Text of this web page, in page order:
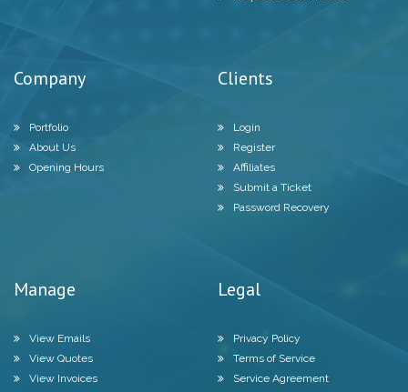
Company
Portfolio
About Us
Opening Hours
Clients
Login
Register
Affiliates
Submit a Ticket
Password Recovery
Manage
View Emails
View Quotes
View Invoices
Legal
Privacy Policy
Terms of Service
Service Agreement